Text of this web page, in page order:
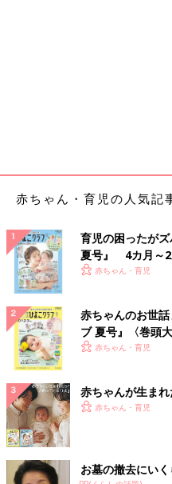
整えるビタ
レシピ 離
1歳～1歳6
どビタミン
ポテトと
レシピ 離
どビタミン
整えるビタ
ーンのバター
ピ 離乳食
赤ちゃん・育児の人気記
育児の困ったが
夏号』 4カ月～2
いっぱい！
赤ちゃん・育児
赤ちゃんのお世
ブ 夏号』〈巻頭
く！ おっぱい・
赤ちゃん・育児
赤ちゃんが生まれ
赤ちゃん・育児
お墓の撤去にい